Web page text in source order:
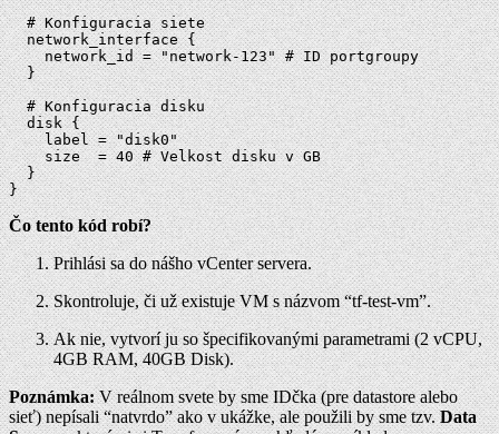
  # Konfiguracia siete
  network_interface {
    network_id = "network-123" # ID portgroupy
  }
  # Konfiguracia disku
  disk {
    label = "disk0"
    size  = 40 # Velkost disku v GB
  }
}
Čo tento kód robí?
Prihlási sa do nášho vCenter servera.
Skontroluje, či už existuje VM s názvom “tf-test-vm”.
Ak nie, vytvorí ju so špecifikovanými parametrami (2 vCPU,
4GB RAM, 40GB Disk).
Poznámka:V reálnom svete by sme IDčka (pre datastore alebo
sieť) nepísali “natvrdo” ako v ukážke, ale použili by sme tzv.Data